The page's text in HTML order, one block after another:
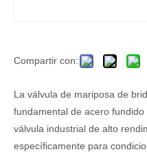
Compartir con:
La válvula de mariposa de
fundamental de acero fundido
válvula industrial de alto
específicamente para